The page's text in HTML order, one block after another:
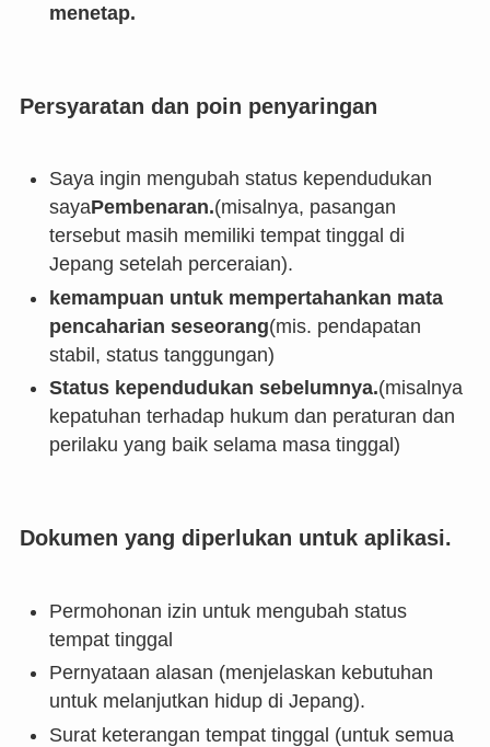
menetap.
Persyaratan dan poin penyaringan
Saya ingin mengubah status kependudukan
sayaPembenaran.(misalnya, pasangan
tersebut masih memiliki tempat tinggal di
Jepang setelah perceraian).
kemampuan untuk mempertahankan mata
pencaharian seseorang(mis. pendapatan
stabil, status tanggungan)
Status kependudukan sebelumnya.(misalnya
kepatuhan terhadap hukum dan peraturan dan
perilaku yang baik selama masa tinggal)
Dokumen yang diperlukan untuk aplikasi.
Permohonan izin untuk mengubah status
tempat tinggal
Pernyataan alasan (menjelaskan kebutuhan
untuk melanjutkan hidup di Jepang).
Surat keterangan tempat tinggal (untuk semua